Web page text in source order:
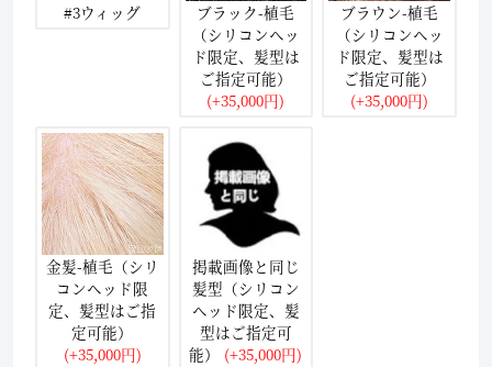
#3ウィッグ
ブラック-植毛
（シリコンヘッ
ド限定、髪型は
ご指定可能）
(+35,000円)
ブラウン-植毛
（シリコンヘッ
ド限定、髪型は
ご指定可能）
(+35,000円)
金髪-植毛（シリ
コンヘッド限
定、髪型はご指
定可能）
(+35,000円)
掲載画像と同じ
髪型（シリコン
ヘッド限定、髪
型はご指定可
能）
(+35,000円)